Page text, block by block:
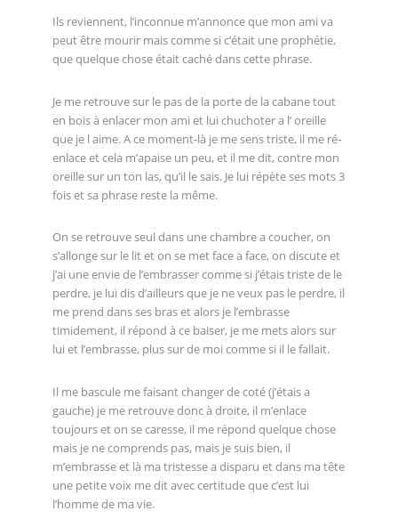
Ils reviennent, l’inconnue m’annonce que mon ami va
peut être mourir mais comme si c’était une prophétie,
que quelque chose était caché dans cette phrase.
Je me retrouve sur le pas de la porte de la cabane tout
en bois à enlacer mon ami et lui chuchoter a l’ oreille
que je l aime. A ce moment-là je me sens triste, il me ré-
enlace et cela m’apaise un peu, et il me dit, contre mon
oreille sur un ton las, qu’il le sais. Je lui répète ses mots 3
fois et sa phrase reste la même.
On se retrouve seul dans une chambre a coucher, on
s’allonge sur le lit et on se met face a face, on discute et
j’ai une envie de l’embrasser comme si j’étais triste de le
perdre, je lui dis d’ailleurs que je ne veux pas le perdre, il
me prend dans ses bras et alors je l’embrasse
timidement, il répond à ce baiser, je me mets alors sur
lui et l’embrasse, plus sur de moi comme si il le fallait.
Il me bascule me faisant changer de coté (j’étais a
gauche) je me retrouve donc à droite, il m’enlace
toujours et on se caresse, il me répond quelque chose
mais je ne comprends pas, mais je suis bien, il
m’embrasse et là ma tristesse a disparu et dans ma tête
une petite voix me dit avec certitude que c’est lui
l’homme de ma vie.